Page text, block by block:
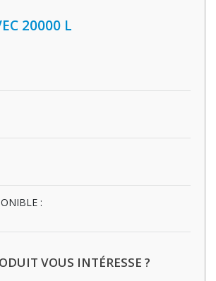
20000 L
:
VOUS INTÉRESSE ?